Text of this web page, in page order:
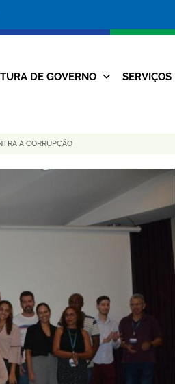
da
Prefeitura
Navegação
DE GOVERNO SERVIÇOS
A CORRUPÇÃO